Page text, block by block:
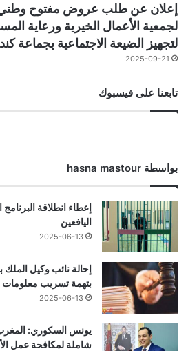
لجمعية الأعمال الخيرية ورعاية
لتجهيز الضيعة الاجتماعية بجماعة
2025-09-21
تابعنا على فيسبوك
بواسطة hasna mastour
إعطاء انطلاقة
اليافعين
2025-06-13
إحالة نائب وكيل
بتهمة تسريب معلومات
2025-06-13
يونس السكوري: المغرب
شاملة لمكافحة عمل